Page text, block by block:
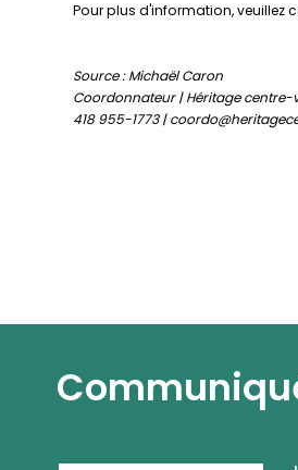
Pour plus d'information, veuillez
Source : Michaël Caron
Coordonnateur | Héritage centre-
418 955-1773 |